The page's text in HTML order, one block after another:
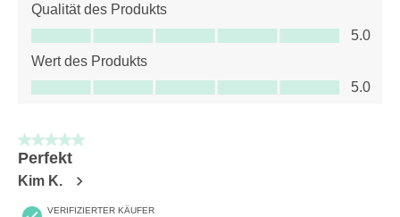
Qualität des Produkts
Qualität des Produkts, 5.0 von 5
5.0
Wert des Produkts
Wert des Produkts, 5.0 von 5
5.0
5 von 5 Sternen.
Perfekt
Kim K.
VERIFIZIERTER KÄUFER